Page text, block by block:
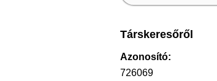
Társkeresőről
Azonosító:
726069